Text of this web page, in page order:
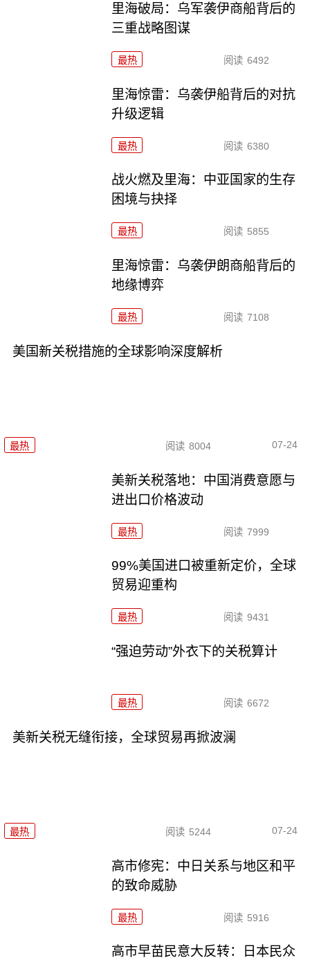
里海破局：乌军袭伊商船背后的
三重战略图谋
最热 阅读 6492
里海惊雷：乌袭伊船背后的对抗
升级逻辑
最热 阅读 6380
战火燃及里海：中亚国家的生存
困境与抉择
最热 阅读 5855
里海惊雷：乌袭伊朗商船背后的
地缘博弈
最热 阅读 7108
美国新关税措施的全球影响深度解析
最热 阅读 8004 07-24
美新关税落地：中国消费意愿与
进出口价格波动
最热 阅读 7999
99%美国进口被重新定价，全球
贸易迎重构
最热 阅读 9431
“强迫劳动”外衣下的关税算计
最热 阅读 6672
美新关税无缝衔接，全球贸易再掀波澜
最热 阅读 5244 07-24
高市修宪：中日关系与地区和平
的致命威胁
最热 阅读 5916
高市早苗民意大反转：日本民众